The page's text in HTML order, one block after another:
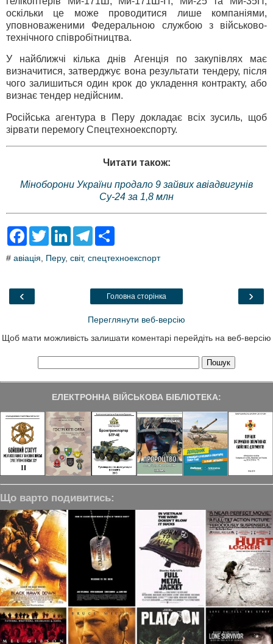
оскільки це може проводитися лише компаніями,
уповноваженими Федеральною службою з військово-
технічного співробітництва.
У найближчі кілька днів Агенція по закупівлях має
визначитися, затверджує вона результати тендеру, після
чого залишиться один крок до укладення контракту, або
визнає тендер недійсним.
Російська агентура в Перу докладає всіх зусиль, щоб
зірвати перемогу Спецтехноекспорту.
Читати також:
Міноборони України продало 9 зайвих авіадвигунів
Су-24 за 1,8 млн
F
e
o
T
t
L
k
T
e
a
r
# авіація Перу, світ, спецтехноекспорт
‹ ›
Головна сторінка
Переглянути веб-версію
Щоб мати можливість залишати коментарі перейдіть на веб-версію
ЕЛЕКТРОННА ВІЙСЬКОВА БІБЛІОТЕКА:
Що варто подивитись: